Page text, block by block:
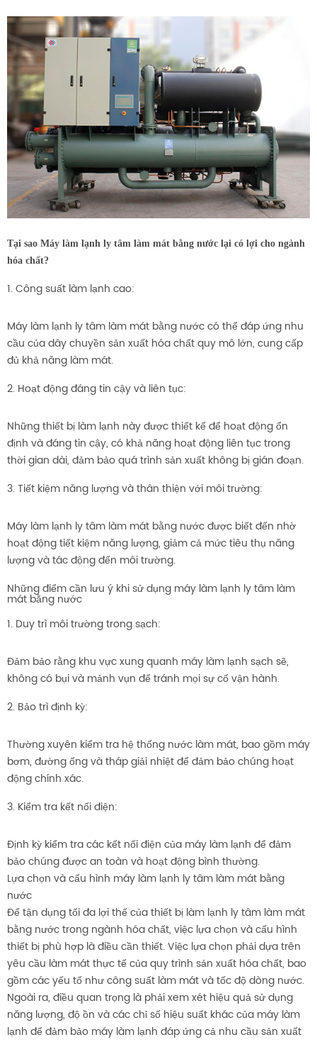
Tại sao Máy làm lạnh ly tâm làm mát bằng nước lại có lợi cho ngành
hóa chất?
1. Công suất làm lạnh cao:
Máy làm lạnh ly tâm làm mát bằng nước có thể đáp ứng nhu
cầu của dây chuyền sản xuất hóa chất quy mô lớn, cung cấp
đủ khả năng làm mát.
2. Hoạt động đáng tin cậy và liên tục:
Những thiết bị làm lạnh này được thiết kế để hoạt động ổn
định và đáng tin cậy, có khả năng hoạt động liên tục trong
thời gian dài, đảm bảo quá trình sản xuất không bị gián đoạn.
3. Tiết kiệm năng lượng và thân thiện với môi trường:
Máy làm lạnh ly tâm làm mát bằng nước được biết đến nhờ
hoạt động tiết kiệm năng lượng, giảm cả mức tiêu thụ năng
lượng và tác động đến môi trường.
Những điểm cần lưu ý khi sử dụng máy làm lạnh ly tâm làm
mát bằng nước
1. Duy trì môi trường trong sạch:
Đảm bảo rằng khu vực xung quanh máy làm lạnh sạch sẽ,
không có bụi và mảnh vụn để tránh mọi sự cố vận hành.
2. Bảo trì định kỳ:
Thường xuyên kiểm tra hệ thống nước làm mát, bao gồm máy
bơm, đường ống và tháp giải nhiệt để đảm bảo chúng hoạt
động chính xác.
3. Kiểm tra kết nối điện:
Định kỳ kiểm tra các kết nối điện của máy làm lạnh để đảm
bảo chúng được an toàn và hoạt động bình thường.
Lựa chọn và cấu hình máy làm lạnh ly tâm làm mát bằng
nước
Để tận dụng tối đa lợi thế của thiết bị làm lạnh ly tâm làm mát
bằng nước trong ngành hóa chất, việc lựa chọn và cấu hình
thiết bị phù hợp là điều cần thiết. Việc lựa chọn phải dựa trên
yêu cầu làm mát thực tế của quy trình sản xuất hóa chất, bao
gồm các yếu tố như công suất làm mát và tốc độ dòng nước.
Ngoài ra, điều quan trọng là phải xem xét hiệu quả sử dụng
năng lượng, độ ồn và các chỉ số hiệu suất khác của máy làm
lạnh để đảm bảo máy làm lạnh đáp ứng cả nhu cầu sản xuất